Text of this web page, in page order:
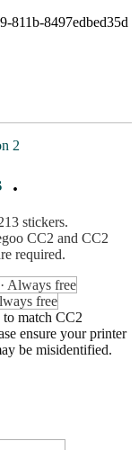
811b-8497edbed35d
2
.
stickers.
CC2 and CC2
required.
Always free
free
to match CC2
ensure your printer
be misidentified.